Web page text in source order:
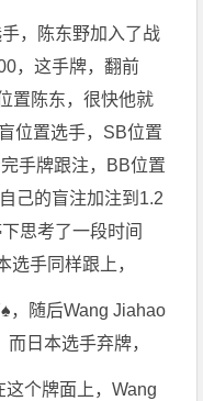
，陈东野加入了战
，这手牌，翻前
置陈东，很快他就
位置选手，SB位置
手牌跟注，BB位置
己的盲注加注到1.2
思考了一段时间
选手同样跟上，
，随后Wang Jiahao
日本选手弃牌，
个牌面上，Wang